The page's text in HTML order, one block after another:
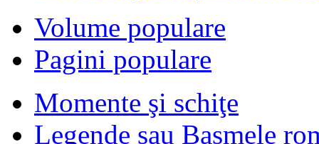
Volume populare
Pagini populare
Momente şi schiţe
Legende sau Basmele